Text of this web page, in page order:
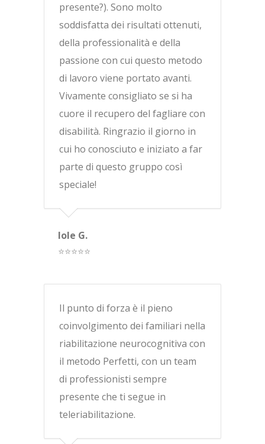
presente?). Sono molto
soddisfatta dei risultati ottenuti,
della professionalità e della
passione con cui questo metodo
di lavoro viene portato avanti.
Vivamente consigliato se si ha
cuore il recupero del fagliare con
disabilità. Ringrazio il giorno in
cui ho conosciuto e iniziato a far
parte di questo gruppo così
speciale!
Iole G.
⭐⭐⭐⭐⭐
Il punto di forza è il pieno
coinvolgimento dei familiari nella
riabilitazione neurocognitiva con
il metodo Perfetti, con un team
di professionisti sempre
presente che ti segue in
teleriabilitazione.